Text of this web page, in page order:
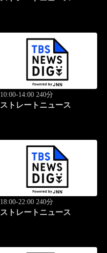
10:00-14:00 240分
ストレートニュース
18:00-22:00 240分
ストレートニュース